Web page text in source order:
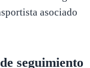
asociado
seguimiento